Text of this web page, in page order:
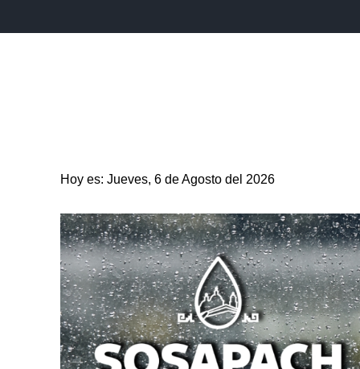
ENTRETENIMIENTO SALUD DEPORTES
Hoy es: Jueves, 6 de Agosto del 2026